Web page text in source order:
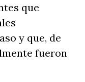
que
y que, de
fueron